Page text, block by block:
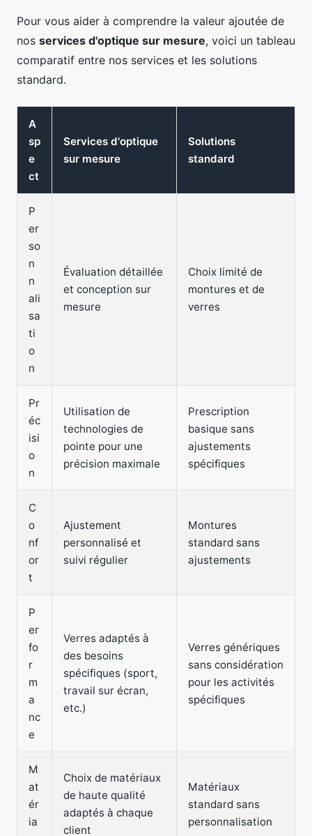
Pour vous aider à comprendre la valeur ajoutée de
nos services d'optique sur mesure, voici un tableau
comparatif entre nos services et les solutions
standard.
A
sp
e
ct
Services d'optique
sur mesure
Solutions
standard
P
er
so
n
n
ali
sa
ti
o
n
Évaluation détaillée
et conception sur
mesure
Choix limité de
montures et de
verres
Pr
éc
isi
o
n
Utilisation de
technologies de
pointe pour une
précision maximale
Prescription
basique sans
ajustements
spécifiques
C
o
nf
or
t
Ajustement
personnalisé et
suivi régulier
Montures
standard sans
ajustements
P
er
fo
r
m
a
nc
e
Verres adaptés à
des besoins
spécifiques (sport,
travail sur écran,
etc.)
Verres génériques
sans considération
pour les activités
spécifiques
M
at
ér
ia
Choix de matériaux
de haute qualité
adaptés à chaque
client
Matériaux
standard sans
personnalisation